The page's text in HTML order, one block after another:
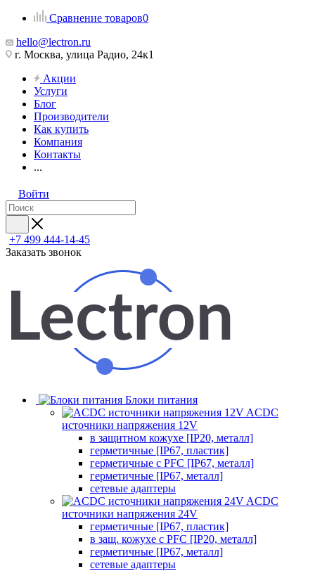
Сравнение товаров0
hello@lectron.ru
г. Москва, улица Радио, 24к1
Акции
Услуги
Блог
Производители
Как купить
Компания
Контакты
...
Войти
+7 499 444-14-45
Заказать звонок
Блоки питания
ACDC
источники напряжения 12V
в защитном кожухе [IP20, металл]
герметичные [IP67, пластик]
герметичные с PFC [IP67, металл]
герметичные [IP67, металл]
сетевые адаптеры
ACDC
источники напряжения 24V
герметичные [IP67, пластик]
в защ. кожухе с PFC [IP20, металл]
герметичные [IP67, металл]
сетевые адаптеры